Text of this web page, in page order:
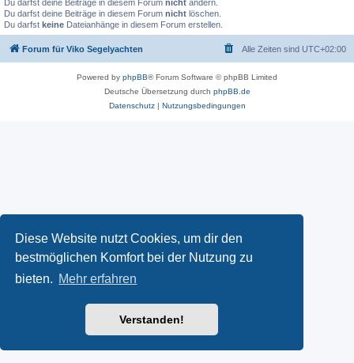
Diese Website nutzt Cookies, um dir den
bestmöglichen Komfort bei der Nutzung zu
bieten. Mehr erfahren
Verstanden!
Du darfst deine Beiträge in diesem Forum nicht ändern.
Du darfst deine Beiträge in diesem Forum nicht löschen.
Du darfst keine Dateianhänge in diesem Forum erstellen.
Forum für Viko Segelyachten Alle Zeiten sind UTC+02:00
Powered by phpBB® Forum Software © phpBB Limited
Deutsche Übersetzung durch phpBB.de
Datenschutz| Nutzungsbedingungen